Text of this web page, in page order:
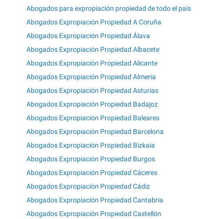
Abogados para expropiación propiedad de todo el país
Abogados Expropiación Propiedad A Coruña
Abogados Expropiación Propiedad Álava
Abogados Expropiación Propiedad Albacete
Abogados Expropiación Propiedad Alicante
Abogados Expropiación Propiedad Almería
Abogados Expropiación Propiedad Asturias
Abogados Expropiación Propiedad Badajoz
Abogados Expropiación Propiedad Baleares
Abogados Expropiación Propiedad Barcelona
Abogados Expropiación Propiedad Bizkaia
Abogados Expropiación Propiedad Burgos
Abogados Expropiación Propiedad Cáceres
Abogados Expropiación Propiedad Cádiz
Abogados Expropiación Propiedad Cantabria
Abogados Expropiación Propiedad Castellón